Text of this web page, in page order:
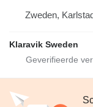
Zweden,
Klaravik Sweden